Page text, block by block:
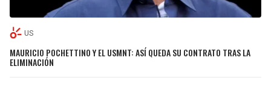
US
MAURICIO POCHETTINO Y EL USMNT: ASÍ QUEDA SU CONTRATO TRAS LA
ELIMINACIÓN